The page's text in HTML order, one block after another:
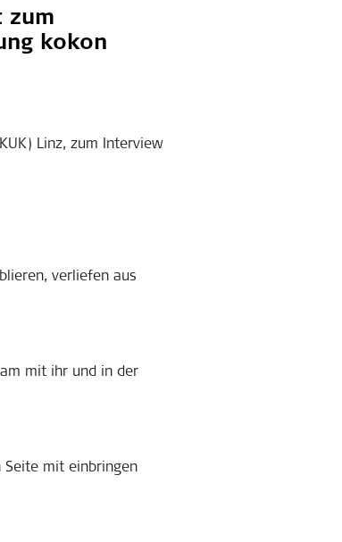
zum
kokon
Linz, zum Interview
verliefen aus
mit ihr und in der
mit einbringen